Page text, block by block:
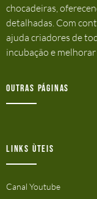
chocadeiras,
detalhadas. Com
ajuda criadores de
incubação e melhorar
Outras Páginas
Links ùteis
Canal Youtube